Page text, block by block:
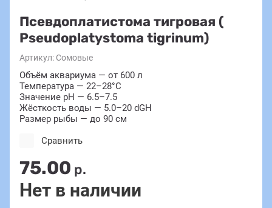
Псевдоплатистома тигровая (
Pseudoplatystoma tigrinum)
Артикул: Сомовые
Объём аквариума — от 600 л
Температура — 22–28°C
Значение pH — 6.5–7.5
Жёсткость воды — 5.0–20 dGH
Размер рыбы — до 90 см
75.00 р.
Нет в наличии
Сравнить